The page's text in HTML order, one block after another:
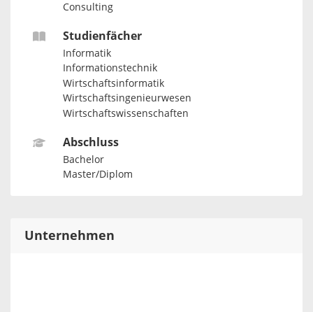
Consulting
Studienfächer
Informatik
Informationstechnik
Wirtschaftsinformatik
Wirtschaftsingenieurwesen
Wirtschaftswissenschaften
Abschluss
Bachelor
Master/Diplom
Unternehmen